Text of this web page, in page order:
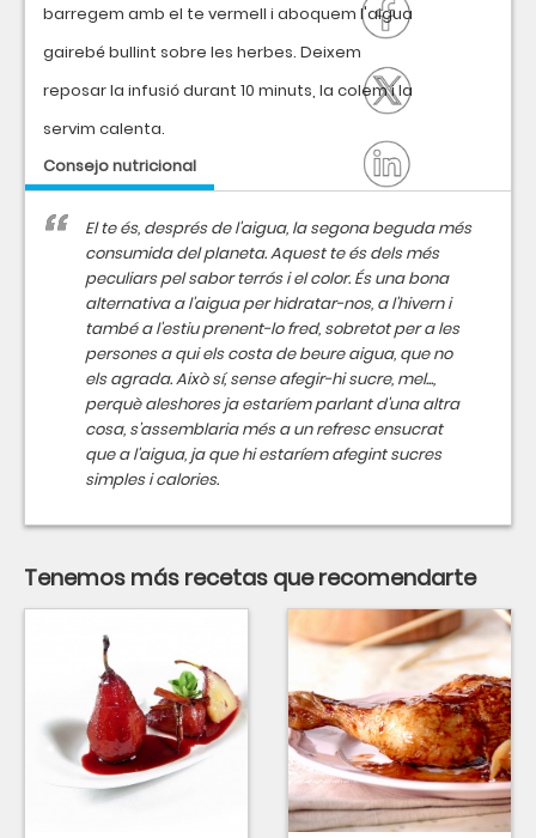
barregem amb el te vermell i aboquem l'aigua
gairebé bullint sobre les herbes. Deixem
reposar la infusió durant 10 minuts, la colem i la
servim calenta.
Consejo nutricional
El te és, després de l'aigua, la segona beguda més
consumida del planeta. Aquest te és dels més
peculiars pel sabor terrós i el color. És una bona
alternativa a l'aigua per hidratar-nos, a l'hivern i
també a l'estiu prenent-lo fred, sobretot per a les
persones a qui els costa de beure aigua, que no
els agrada. Això sí, sense afegir-hi sucre, mel...,
perquè aleshores ja estaríem parlant d'una altra
cosa, s’assemblaria més a un refresc ensucrat
que a l'aigua, ja que hi estaríem afegint sucres
simples i calories.
Tenemos más recetas que recomendarte